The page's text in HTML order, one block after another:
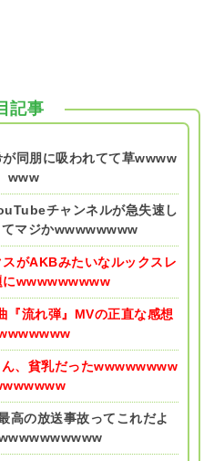
記事
が同朋に吸われてて草wwww
www
チャンネルが急失速し
マジかwwwwwwww
スがAKBみたいなルックスレ
にwwwwwwwww
『流れ弾』MVの正直な感想
ん、貧乳だったwwwwwwww
高の放送事故ってこれだよ